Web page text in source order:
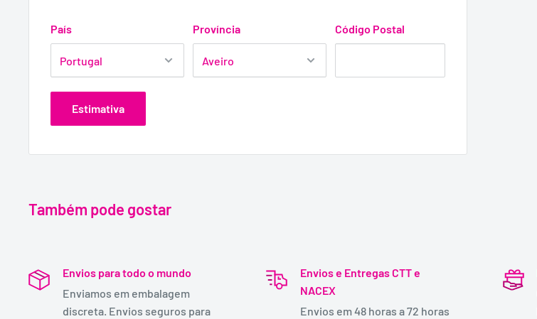
País Província Código Postal
Estimativa
Também pode gostar
Envios para todo o mundo
Enviamos em embalagem
discreta. Envios seguros para
Envios e Entregas CTT e
NACEX
Envios em 48 horas a 72 horas